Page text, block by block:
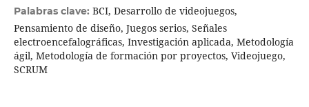
Palabras clave: BCI, Desarrollo de videojuegos,
Pensamiento de diseño, Juegos serios, Señales
electroencefalográficas, Investigación aplicada, Metodología
ágil, Metodología de formación por proyectos, Videojuego,
SCRUM